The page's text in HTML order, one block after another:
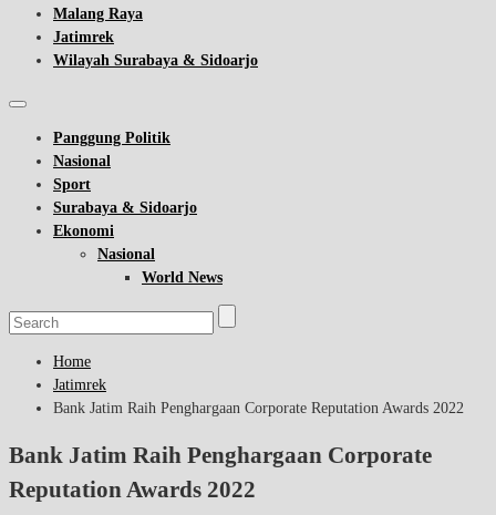
Malang Raya
Jatimrek
Wilayah Surabaya & Sidoarjo
Panggung Politik
Nasional
Sport
Surabaya & Sidoarjo
Ekonomi
Nasional
World News
Home
Jatimrek
Bank Jatim Raih Penghargaan Corporate Reputation Awards 2022
Bank Jatim Raih Penghargaan Corporate
Reputation Awards 2022